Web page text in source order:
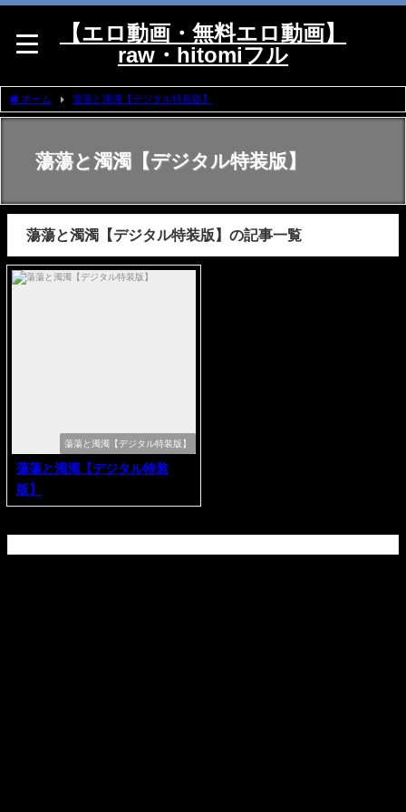
【エロ動画・無料エロ動画】
raw・hitomiフル
ホーム 蕩蕩と濁濁【デジタル特装版】
蕩蕩と濁濁【デジタル特装版】
蕩蕩と濁濁【デジタル特装版】の記事一覧
蕩蕩と濁濁【デジタル特装版】
蕩蕩と濁濁【デジタル特装
版】